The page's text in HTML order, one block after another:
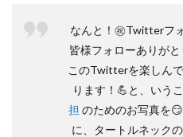
なんと！㊗️Twitterフ
皆様フォローありがと
このTwitterを楽しん
ります！💪と、いう
担 のためのお写真を
に、タートルネック